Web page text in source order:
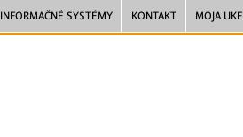
INFORMAČNÉ SYSTÉMY KONTAKT MOJA UKF